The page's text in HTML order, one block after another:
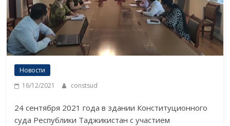
Новости
16/12/2021
constsud
24 сентября 2021 года в здании Конституционного
суда Республики Таджикистан с участием